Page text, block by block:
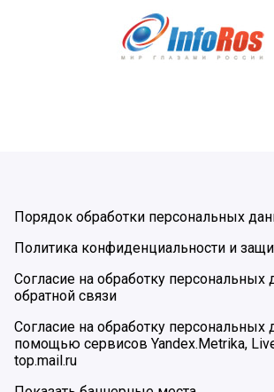
Порядок обработки персональных
Политика конфиденциальности и
Согласие на обработку персональных
обратной связи
Согласие на обработку персональных
помощью сервисов Yandex.Metrika,
top.mail.ru